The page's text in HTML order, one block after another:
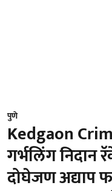
पुणे
Kedgaon
गर्भलिंग निदान
दोघेजण अद्याप